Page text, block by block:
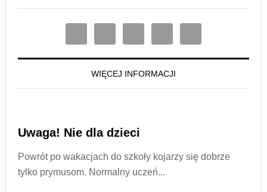
WIĘCEJ INFORMACJI
Uwaga! Nie dla dzieci
Powrót po wakacjach do szkoły kojarzy się dobrze
tylko prymusom. Normalny uczeń...